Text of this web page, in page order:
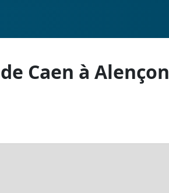
Caen à Alençon